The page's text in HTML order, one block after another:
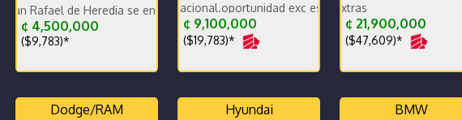
por falta de uso
de Heredia se encuentra en excelente estado SE RECIBE
¢ 4,500,000
($9,783)*
Poco KM, versión nacional.oportunidad exc estado carrocería y mecánica, un
¢ 9,100,000
($19,783)*
¢ 21,900,000
($47,609)*
Poco KM, versión
Dodge/RAM Hyundai BMW